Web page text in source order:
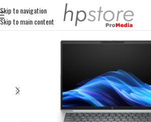
Skip to navigation
Skip to main content